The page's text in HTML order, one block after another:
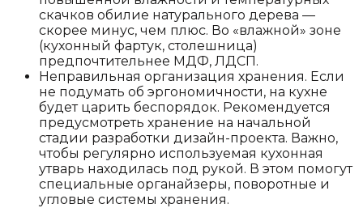
скачков обилие натурального дерева —
скорее минус, чем плюс. Во «влажной» зоне
(кухонный фартук, столешница)
предпочтительнее МДФ, ЛДСП.
Неправильная организация хранения. Если
не подумать об эргономичности, на кухне
будет царить беспорядок. Рекомендуется
предусмотреть хранение на начальной
стадии разработки дизайн-проекта. Важно,
чтобы регулярно используемая кухонная
утварь находилась под рукой. В этом помогут
специальные органайзеры, поворотные и
угловые системы хранения.